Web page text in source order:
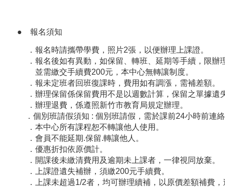
● 報名須知
．報名時請攜帶學費，照片2張，以便辦理上課證。
．報名後如有異動，如保留、轉班、延期等手續，限辦
並需繳交手續費200元，本中心無轉讓制度。
．報未定班者回班復課時，費用如有調漲，需補差額。
．辦理保留係保留費用不是以週數計算，保留之單據遺
．辦理退費，係遵照新竹市教育局規定辦理。
．個別班請假須知 : 個別班請假，需於課前24小時前連
．本中心所有課程恕不轉讓他人使用。
．會員不能延期.保留.轉讓他人。
．優惠折扣依原價計。
．開課後未繳清費用及逾期未上課者，一律視同放棄。
．上課證遺失補辦，須繳200元手續費。
．上課未超過1/2者，均可辦理續補，以原價差額補費，